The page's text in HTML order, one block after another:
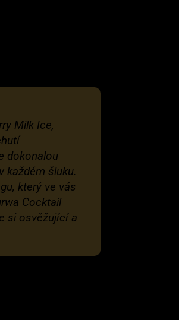
Milk Ice,
dokonalou
každém šluku.
který ve vás
Cocktail
si osvěžující a